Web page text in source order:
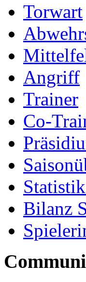
Torwart
Angriff
Trainer
Co-
Bilanz